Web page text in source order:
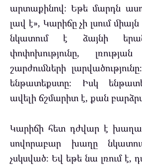
արտաքինով։ Եթե մարդն
լավ է», Կարիճը չի լսում
նկատում է ձայնի
փոփոխությունը, լռության
շարժումների
ենթատեքստը։ Իսկ
ավելի ճշմարիտ է, քան
Կարիճի հետ դժվար է
սովորաբար խաղը
չսկսված։ Եվ եթե նա լռում է,